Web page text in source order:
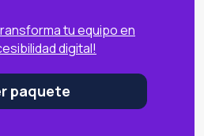
tu equipo en
digital!
paquete